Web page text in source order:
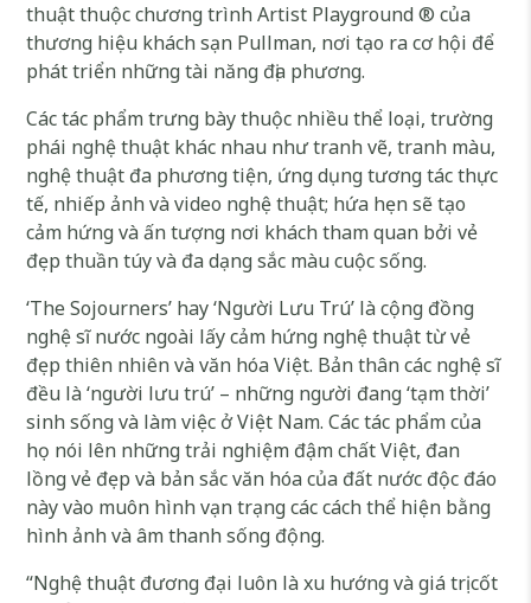
thuật thuộc chương trình Artist Playground ® của
thương hiệu khách sạn Pullman, nơi tạo ra cơ hội để
phát triển những tài năng địa phương.
Các tác phẩm trưng bày thuộc nhiều thể loại, trường
phái nghệ thuật khác nhau như tranh vẽ, tranh màu,
nghệ thuật đa phương tiện, ứng dụng tương tác thực
tế, nhiếp ảnh và video nghệ thuật; hứa hẹn sẽ tạo
cảm hứng và ấn tượng nơi khách tham quan bởi vẻ
đẹp thuần túy và đa dạng sắc màu cuộc sống.
‘The Sojourners’ hay ‘Người Lưu Trú’ là cộng đồng
nghệ sĩ nước ngoài lấy cảm hứng nghệ thuật từ vẻ
đẹp thiên nhiên và văn hóa Việt. Bản thân các nghệ sĩ
đều là ‘người lưu trú’ – những người đang ‘tạm thời’
sinh sống và làm việc ở Việt Nam. Các tác phẩm của
họ nói lên những trải nghiệm đậm chất Việt, đan
lồng vẻ đẹp và bản sắc văn hóa của đất nước độc đáo
này vào muôn hình vạn trạng các cách thể hiện bằng
hình ảnh và âm thanh sống động.
“Nghệ thuật đương đại luôn là xu hướng và giá trị cốt